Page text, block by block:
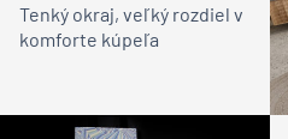
Tenký okraj, veľký rozdiel v
komforte kúpeľa